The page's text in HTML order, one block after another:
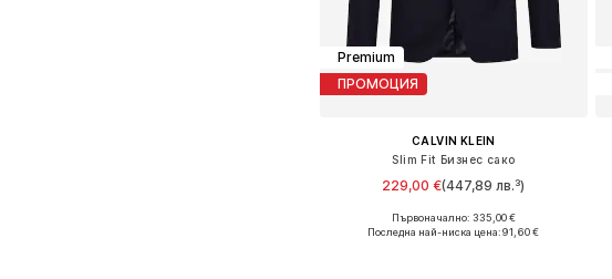
Premium
ПРОМОЦИЯ
CALVIN KLEIN
Slim Fit Бизнес сако
229,00 €(447,89 лв.³)
Предлага се в много размери
Първоначално: 335,00 €
Последна най-ниска цена:91,60 €